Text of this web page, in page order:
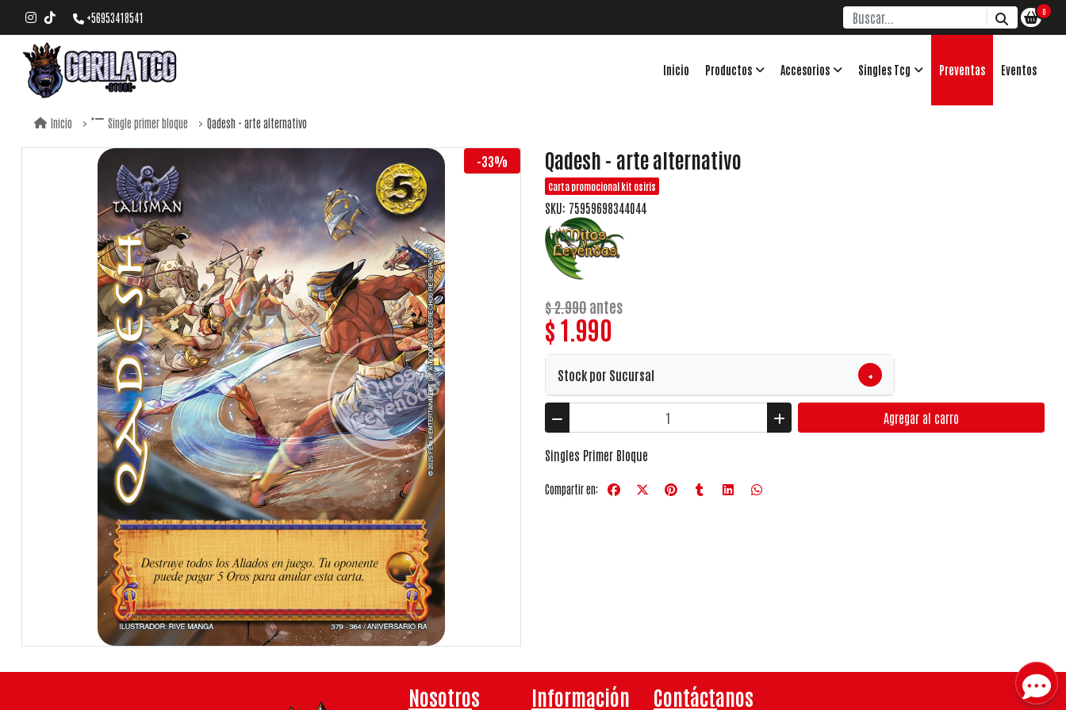
+56953418541 0
Inicio Productos Accesorios Singles Tcg Preventas Eventos
Inicio Single primer bloque Qadesh - arte alternativo
-33% Qadesh - arte alternativo
Carta promocional kit osiris
SKU: 75959698344044
$ 2.990antes
$ 1.990
Stock por Sucursal +
Agregar al carro
Singles Primer Bloque
Compartir en:
Nosotros Información Contáctanos